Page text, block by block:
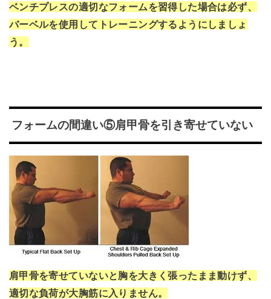
ベンチプレスの適切なフォームを習得した場合は必ず、
バーベルを使用してトレーニングするようにしましょ
う。
フォームの間違い⑤肩甲骨を引き寄せていない
肩甲骨を寄せていないと胸を大きく張ったまま動けず、
適切な負荷が大胸筋に入りません。